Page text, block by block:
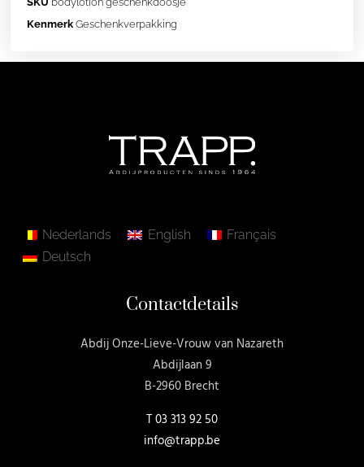
Kenmerk Geschenkverpakking
Nederlands English
Français
Deutsch
Contactdetails
Abdij Onze-Lieve-Vrouw van Nazareth
Abdijlaan 9
B-2960 Brecht
T03 313 92 50
info@trapp.be